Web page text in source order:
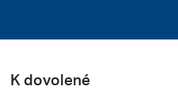
K dovolené